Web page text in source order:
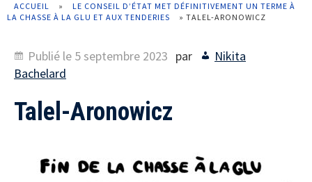
ACCUEIL »
LE CONSEIL D’ÉTAT MET DÉFINITIVEMENT UN TERME À
LA CHASSE À LA GLU ET AUX TENDERIES
» TALEL-ARONOWICZ
Publié le 5 septembre 2023 par
Nikita
Bachelard
Talel-Aronowicz